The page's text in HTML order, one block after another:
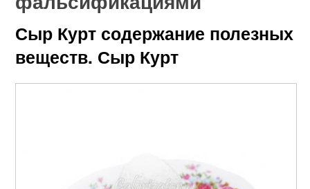
Сыр Курт содержание полезных
веществ. Сыр Курт